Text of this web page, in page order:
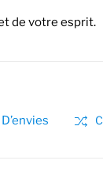
de votre esprit.